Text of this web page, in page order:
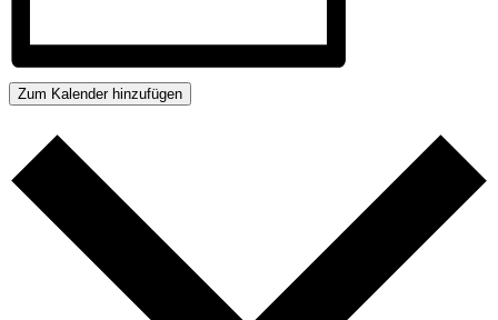
Zum Kalender hinzufügen